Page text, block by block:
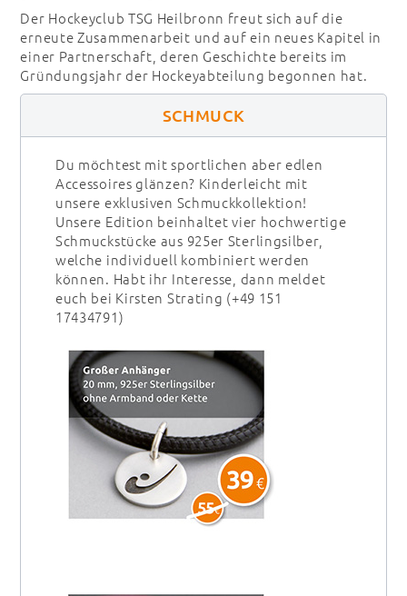
Der Hockeyclub TSG Heilbronn freut sich auf die
erneute Zusammenarbeit und auf ein neues Kapitel in
einer Partnerschaft, deren Geschichte bereits im
Gründungsjahr der Hockeyabteilung begonnen hat.
SCHMUCK
Du möchtest mit sportlichen aber edlen
Accessoires glänzen? Kinderleicht mit
unsere exklusiven Schmuckkollektion!
Unsere Edition beinhaltet vier hochwertige
Schmuckstücke aus 925er Sterlingsilber,
welche individuell kombiniert werden
können. Habt ihr Interesse, dann meldet
euch bei Kirsten Strating (+49 151
17434791)